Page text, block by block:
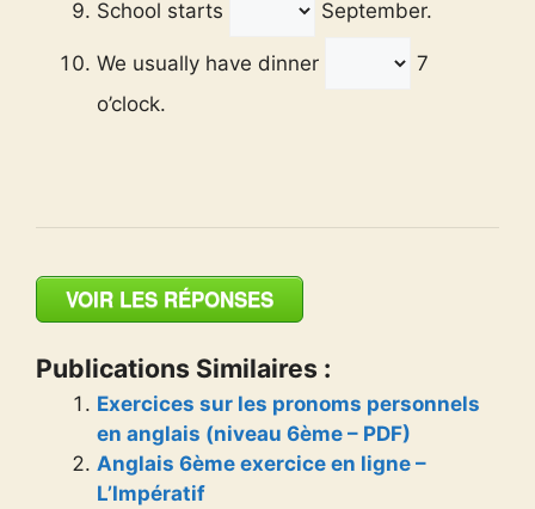
School starts September.
We usually have dinner
7
o’clock.
VOIR LES RÉPONSES
Publications Similaires :
Exercices sur les pronoms personnels
en anglais (niveau 6ème – PDF)
Anglais 6ème exercice en ligne –
L’Impératif